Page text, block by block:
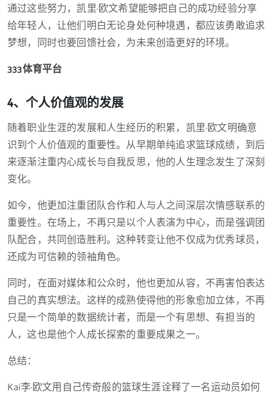
通过这些努力，凯里·欧文希望能够把自己的成功经验分享
给年轻人，让他们明白无论身处何种境遇，都应该勇敢追求
梦想，同时也要回馈社会，为未来创造更好的环境。
333体育平台
4、个人价值观的发展
随着职业生涯的发展和人生经历的积累，凯里·欧文明确意
识到个人价值观的重要性。从早期单纯追求篮球成绩，到后
来逐渐注重内心成长与自我反思，他的人生理念发生了深刻
变化。
如今，他更加注重团队合作和人与人之间深层次情感联系的
重要性。在场上，不再只是以个人表演为中心，而是强调团
队配合，共同创造胜利。这种转变让他不仅成为优秀球员，
还成为可信赖的领袖角色。
同时，在面对媒体和公众时，他也更加从容，不再害怕表达
自己的真实想法。这样的成熟使得他的形象愈加立体，不再
只是一个简单的数据统计者，而是一个有思想、有担当的
人，这也是他个人成长探索的重要成果之一。
总结：
Kai李·欧文用自己传奇般的篮球生涯诠释了一名运动员如何